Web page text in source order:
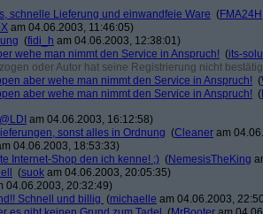
schnelle Lieferung und einwandfeie Ware (FMA24H
am 04.06.2003, 11:46:05)
(fidi_h am 04.06.2003, 12:38:01)
wehe man nimmt den Service in Anspruch! (its-
oder Autor hat seine Registrierung nicht
aber wehe man nimmt den Service in Anspruch! (
aber wehe man nimmt den Service in Anspruch! (
am 04.06.2003, 16:12:58)
sonst alles in Ordnung (Cleaner am
04.06.2003, 18:53:33)
Internet-Shop den ich kenne! ;) (NemesisTheKing
(suok am 04.06.2003, 20:05:35)
04.06.2003, 20:32:49)
Schnell und billig (michaelle am 04.06.2003,